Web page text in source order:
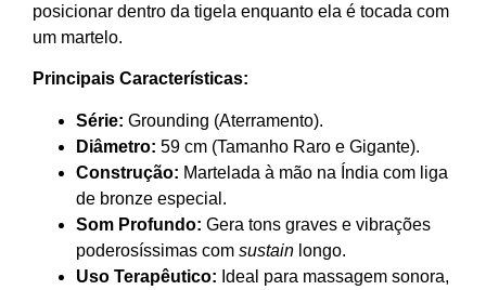
posicionar dentro da tigela enquanto ela é tocada com
um martelo.
Principais Características:
Série: Grounding (Aterramento).
Diâmetro: 59 cm (Tamanho Raro e Gigante).
Construção: Martelada à mão na Índia com liga
de bronze especial.
Som Profundo: Gera tons graves e vibrações
poderosíssimas com sustain longo.
Uso Terapêutico: Ideal para massagem sonora,